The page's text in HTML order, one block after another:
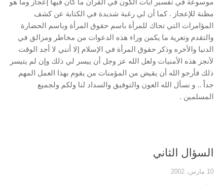
موسوعة في تفسير آيات الكون في القرآن ما كان فيها إعجاز وما هو
مظنة للإعجاز . كما أن لي رغبة شديدة في الكتابة عن كشف
المؤامرات التي تحاك للمرأة باسم حقوق المرأة وباسم الحضارة
والتقدم وتعرية ما يكمن وراء هذه الدعوات من مخاطر ومزالق في
الدنيا والأخره وذكر حقوق المرأة في الإسلام إلا أنني لا أجد الوقت
لأنجز هذه الأمنيات ولعل الله عز وجل أن ييسر لي ذلك وإن لم يتيسر
ذلك فأرجو الله أن يقيض من المؤمنات من يقوم بهذا العمل المهم
جداً .. و نسأل الله العون والتوفيق والسداد لنا ولكم ولجميع
المسلمين .
السؤال الثاني
10 مارس، 2002